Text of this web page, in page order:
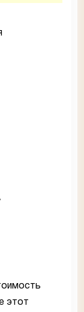
этот